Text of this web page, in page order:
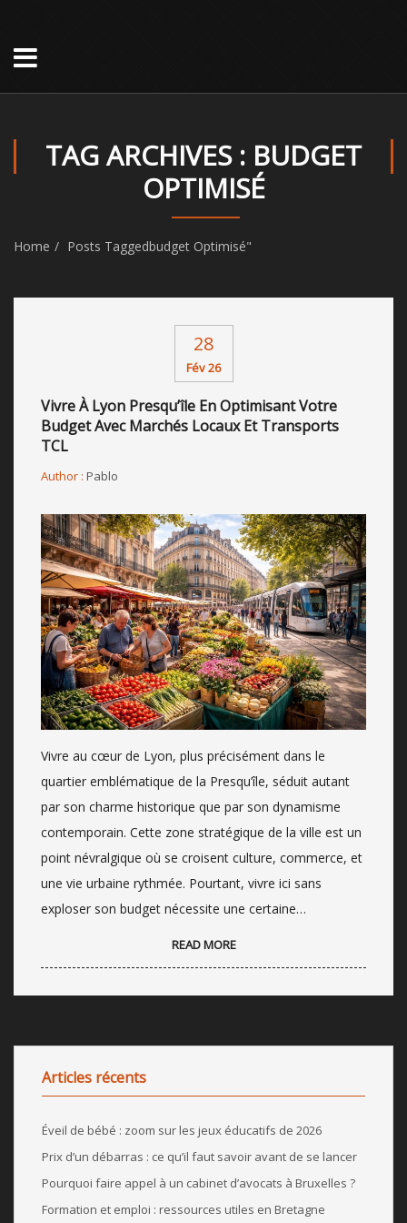
TAG ARCHIVES : BUDGET
OPTIMISÉ
Home Posts Taggedbudget Optimisé"
28
Fév 26
Vivre À Lyon Presqu’île En Optimisant Votre
Budget Avec Marchés Locaux Et Transports
TCL
Author : Pablo
Vivre au cœur de Lyon, plus précisément dans le
quartier emblématique de la Presqu’île, séduit autant
par son charme historique que par son dynamisme
contemporain. Cette zone stratégique de la ville est un
point névralgique où se croisent culture, commerce, et
une vie urbaine rythmée. Pourtant, vivre ici sans
exploser son budget nécessite une certaine…
READ MORE
Articles récents
Éveil de bébé : zoom sur les jeux éducatifs de 2026
Prix d’un débarras : ce qu’il faut savoir avant de se lancer
Pourquoi faire appel à un cabinet d’avocats à Bruxelles ?
Formation et emploi : ressources utiles en Bretagne